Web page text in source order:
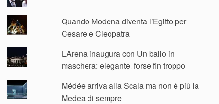
Quando Modena diventa l’Egitto per
Cesare e Cleopatra
L’Arena inaugura con Un ballo in
maschera: elegante, forse fin troppo
Médée arriva alla Scala ma non è più la
Medea di sempre